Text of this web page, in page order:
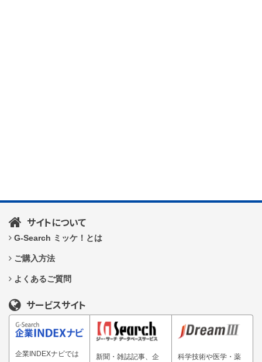
サイトについて
G-Search ミッケ！とは
ご購入方法
よくあるご質問
サービスサイト
企業INDEXナビでは
新聞・雑誌記事、企 科学技術や医学・薬